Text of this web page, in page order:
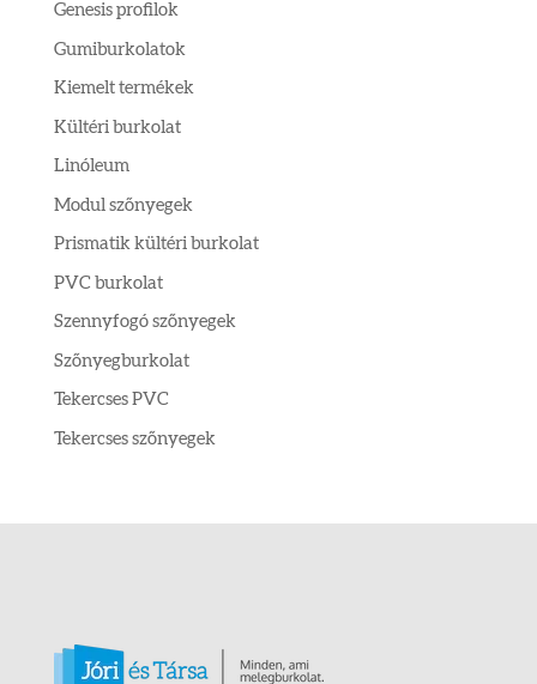
Genesis profilok
Gumiburkolatok
Kiemelt termékek
Kültéri burkolat
Linóleum
Modul szőnyegek
Prismatik kültéri burkolat
PVC burkolat
Szennyfogó szőnyegek
Szőnyegburkolat
Tekercses PVC
Tekercses szőnyegek